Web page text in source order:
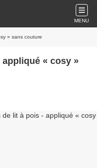
MENU
» sans couture
« cosy »